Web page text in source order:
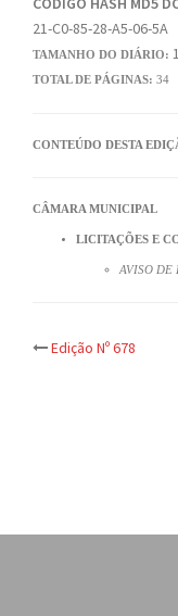
21-C0-85-28-A5-06-5A
TAMANHO DO DIÁRIO:
TOTAL DE PÁGINAS: 34
CONTEÚDO DESTA
CÂMARA MUNICIPAL
LICITAÇÕES E
AVISO DE
Post
Edição Nº 678